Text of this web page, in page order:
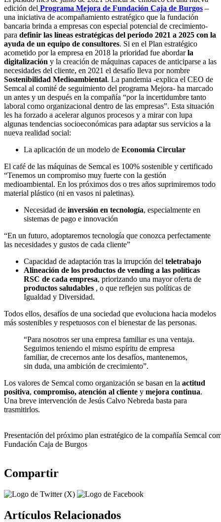
edición del Programa Mejora de Fundación Caja de Burgos –
una iniciativa de acompañamiento estratégico que la fundación
bancaria brinda a empresas con especial potencial de crecimiento-
para definir las líneas estratégicas del periodo 2021 a 2025 con la
ayuda de un equipo de consultores. Si en el Plan estratégico
acometido por la empresa en 2018 la prioridad fue abordarla
digitalización y la creación de máquinas capaces de anticiparse a las
necesidades del cliente, en 2021 el desafío lleva por nombre
Sostenibilidad Medioambiental. La pandemia -explica el CEO de
Semcal al comité de seguimiento del programa Mejora- ha marcado
un antes y un después en la compañía “por la incertidumbre tanto
laboral como organizacional dentro de las empresas”. Esta situación
les ha forzado a acelerar algunos procesos y a mirar con lupa
algunas tendencias socioeconómicas para adaptar sus servicios a la
nueva realidad social:
La aplicación de un modelo de Economía Circular
El café de las máquinas de Semcal es 100% sostenible y certificado
“Tenemos un compromiso muy fuerte con la gestión
medioambiental. En los próximos dos o tres años suprimiremos todo
material plástico (ni en vasos ni paletinas).
Necesidad de inversión en tecnología, especialmente en
sistemas de pago e innovación
“En un futuro, adoptaremos tecnología que conozca perfectamente
las necesidades y gustos de cada cliente”
Capacidad de adaptación tras la irrupción del teletrabajo
Alineación de los productos de vending a las políticas
RSC de cada empresa, priorizando una mayor oferta de
productos saludables , o que reflejen sus políticas de
Igualdad y Diversidad.
Todos ellos, desafíos de una sociedad que evoluciona hacia modelos
más sostenibles y respetuosos con el bienestar de las personas.
“Para nosotros ser una empresa familiar es una ventaja.
Seguimos teniendo el mismo espíritu de empresa
familiar, de crecernos ante los desafíos, mantenemos,
sin duda, una ambición de crecimiento”.
Los valores de Semcal como organización se basan en la actitud
positiva, compromiso, atención al cliente y mejora continua.
Una breve intervención de Jesús Calvo Nebreda basta para
trasmitirlos.
Presentación del próximo plan estratégico de la compañía Semcal
Fundación Caja de Burgos
Compartir
Artículos Relacionados